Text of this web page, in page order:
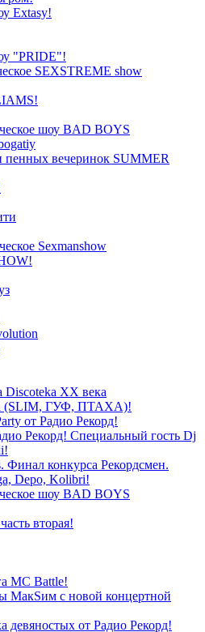
Extasy!
"PRIDE"!
SEXSTREME show
шоу BAD BOYS
пенных вечеринок SUMMER
Sexmanshow
Discoteka XX века
(SLIM, ГУФ, ПТАХА)!
от Радио Рекорд!
Рекорд! Специальный гость Dj
Финал конкурса Рекордсмен.
Depo, Kolibri!
шоу BAD BOYS
вторая!
МС Battle!
МакSим с новой концертной
девяностых от Радио Рекорд!